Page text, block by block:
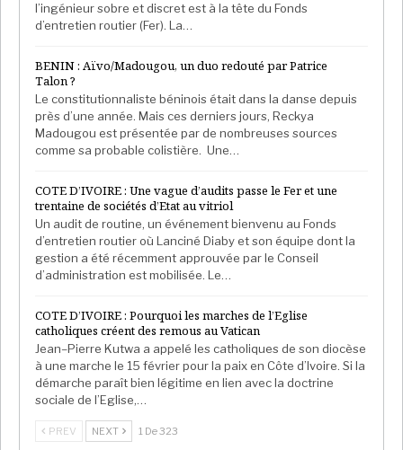
l’ingénieur sobre et discret est à la tête du Fonds
d’entretien routier (Fer). La…
BENIN : Aïvo/Madougou, un duo redouté par Patrice
Talon ?
Le constitutionnaliste béninois était dans la danse depuis
près d’une année. Mais ces derniers jours, Reckya
Madougou est présentée par de nombreuses sources
comme sa probable colistière. Une…
COTE D’IVOIRE : Une vague d’audits passe le Fer et une
trentaine de sociétés d’Etat au vitriol
Un audit de routine, un événement bienvenu au Fonds
d’entretien routier où Lanciné Diaby et son équipe dont la
gestion a été récemment approuvée par le Conseil
d’administration est mobilisée. Le…
COTE D’IVOIRE : Pourquoi les marches de l’Eglise
catholiques créent des remous au Vatican
Jean–Pierre Kutwa a appelé les catholiques de son diocèse
à une marche le 15 février pour la paix en Côte d’Ivoire. Si la
démarche paraît bien légitime en lien avec la doctrine
sociale de l’Eglise,…
PREV NEXT 1 De 323